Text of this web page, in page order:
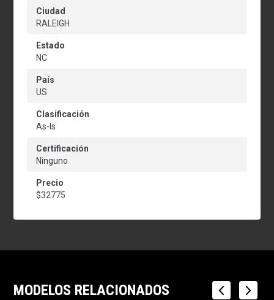
Ciudad
RALEIGH
Estado
NC
País
US
Clasificación
As-Is
Certificación
Ninguno
Precio
$32775
MODELOS RELACIONADOS